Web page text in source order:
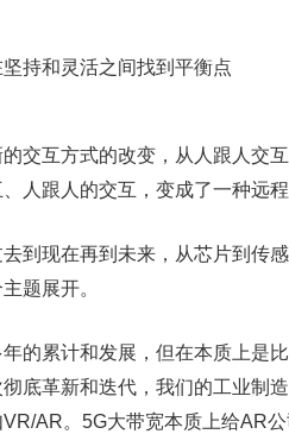
交互方式的改变，从人跟人交
人跟人的交互，变成了一种远
到现在再到未来，从芯片到传
题展开。
的累计和发展，但在本质上是
底革新和迭代，我们的工业制
AR。5G大带宽本质上给AR